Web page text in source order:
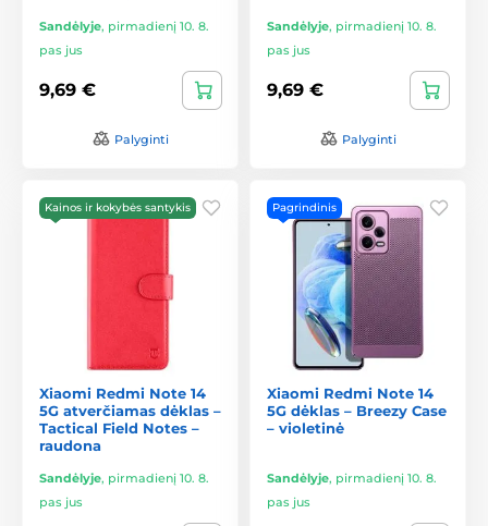
Sandėlyje, pirmadienį 10. 8.
pas jus
9,69 €
Palyginti
Sandėlyje, pirmadienį 10. 8.
pas jus
9,69 €
Palyginti
Kainos ir kokybės santykis
Xiaomi Redmi Note 14
5G atverčiamas dėklas –
Tactical Field Notes –
raudona
Sandėlyje, pirmadienį 10. 8.
pas jus
Pagrindinis
Xiaomi Redmi Note 14
5G dėklas – Breezy Case
– violetinė
Sandėlyje, pirmadienį 10. 8.
pas jus